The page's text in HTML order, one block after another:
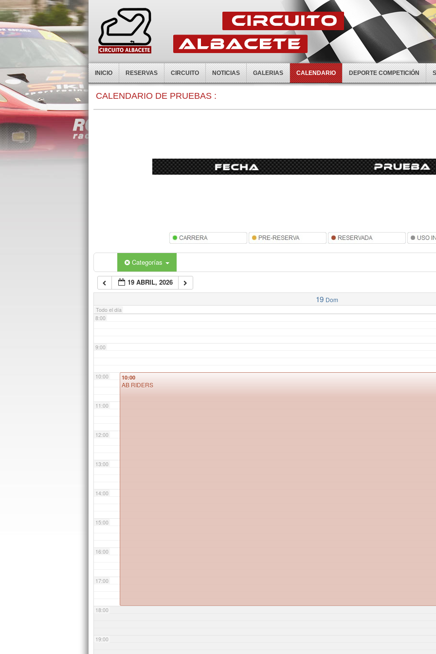
INICIO RESERVAS CIRCUITO NOTICIAS GALERIAS CALENDARIO DEPORTE COMPETICIÓN
CALENDARIO DE PRUEBAS :
Categorías
19 ABRIL, 2026
19 Dom
Todo el día
0:00
7:00
8:00
9:00
10:00
11:00
12:00
13:00
14:00
15:00
16:00
17:00
18:00
19:00
10:00
AB RIDERS